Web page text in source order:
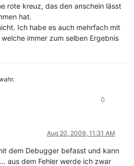
rote kreuz, das den anschein lässt
hat.
Ich habe es auch mehrfach mit
immer zum selben Ergebnis
0
Aug 20, 2009, 11:31 AM
dem Debugger befasst und kann
aus dem Fehler werde ich zwar